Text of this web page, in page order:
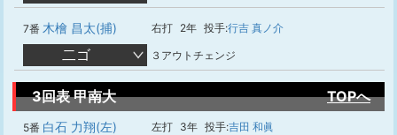
7番 木檜 昌太(捕) 右打 2年 投手:行吉 真ノ介
二ゴ ３アウトチェンジ
3回表 甲南大 TOPへ
5番 白石 力翔(左) 左打 3年 投手:吉田 和眞